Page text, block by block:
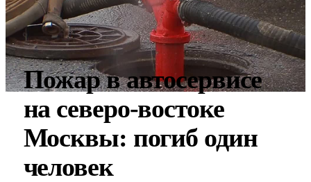
Пожар в автосервисе
на северо-востоке
Москвы: погиб один
человек